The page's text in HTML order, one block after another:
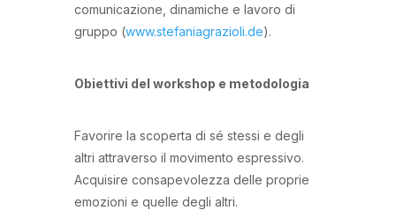
comunicazione, dinamiche e lavoro di
gruppo (www.stefaniagrazioli.de).
Obiettivi del workshop e metodologia
Favorire la scoperta di sé stessi e degli
altri attraverso il movimento espressivo.
Acquisire consapevolezza delle proprie
emozioni e quelle degli altri.